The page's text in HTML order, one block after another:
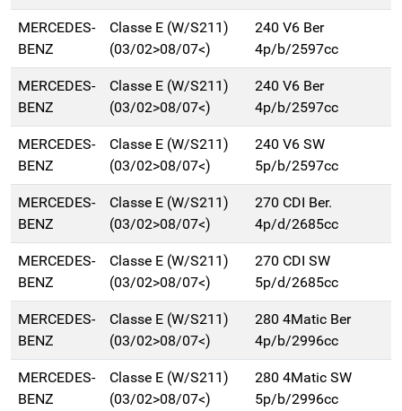
MERCEDES-
BENZ
Classe E (W/S211)
(03/02>08/07<)
240 V6 Ber
4p/b/2597cc
MERCEDES-
BENZ
Classe E (W/S211)
(03/02>08/07<)
240 V6 Ber
4p/b/2597cc
MERCEDES-
BENZ
Classe E (W/S211)
(03/02>08/07<)
240 V6 SW
5p/b/2597cc
MERCEDES-
BENZ
Classe E (W/S211)
(03/02>08/07<)
270 CDI Ber.
4p/d/2685cc
MERCEDES-
BENZ
Classe E (W/S211)
(03/02>08/07<)
270 CDI SW
5p/d/2685cc
MERCEDES-
BENZ
Classe E (W/S211)
(03/02>08/07<)
280 4Matic Ber
4p/b/2996cc
MERCEDES-
BENZ
Classe E (W/S211)
(03/02>08/07<)
280 4Matic SW
5p/b/2996cc